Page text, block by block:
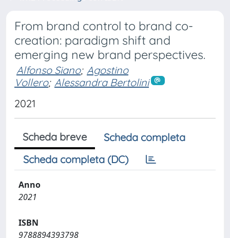
From brand control to brand co-
creation: paradigm shift and
emerging new brand perspectives.
Alfonso Siano; Agostino
Vollero; Alessandra Bertolini
2021
Scheda breve
Scheda completa
Scheda completa (DC)
Anno
2021
ISBN
9788894393798